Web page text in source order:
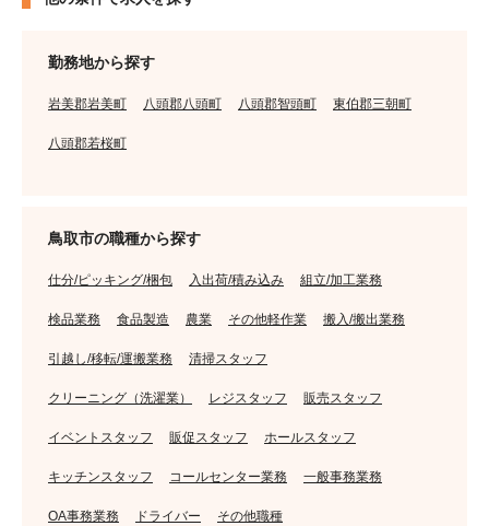
勤務地から探す
岩美郡岩美町 八頭郡八頭町 八頭郡智頭町 東伯郡三朝町
八頭郡若桜町
鳥取市の職種から探す
仕分/ピッキング/梱包 入出荷/積み込み 組立/加工業務
検品業務 食品製造 農業 その他軽作業 搬入/搬出業務
引越し/移転/運搬業務 清掃スタッフ
クリーニング（洗濯業） レジスタッフ 販売スタッフ
イベントスタッフ 販促スタッフ ホールスタッフ
キッチンスタッフ コールセンター業務 一般事務業務
OA事務業務 ドライバー その他職種